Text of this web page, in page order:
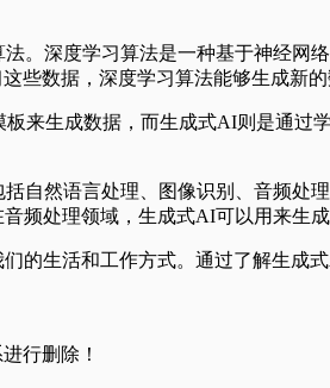
。深度学习算法是一种基于神经网
数据，深度学习算法能够生成新
来生成数据，而生成式AI则是通过
自然语言处理、图像识别、音频处
频处理领域，生成式AI可以用来生
的生活和工作方式。通过了解生
行删除！